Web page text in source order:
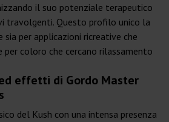
il suo potenziale terapeutico
travolgenti. Questo profilo unico la
per applicazioni ricreative che
per coloro che cercano rilassamento
effetti di Gordo Master
del Kush con una intensa presenza